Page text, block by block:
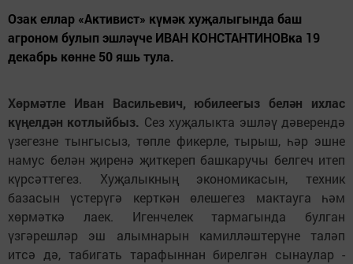
Озак еллар «Активист» күмәк хуҗалыгында баш
агроном булып эшләүче ИВАН КОНСТАНТИНОВка 19
декабрь көнне 50 яшь тула.
Хөрмәтле Иван Васильевич, юбилеегыз белән ихлас
күңелдән котлыйбыз. Сез хуҗалыкта эшләү дәверендә
үзегезне тынгысыз, төпле фикерле, тырыш, һәр эшне
намус белән җиренә җиткереп башкаручы белгеч итеп
күрсәттегез. Хуҗалыкның экономикасын, техник
базасын үстерүгә керткән өлешегез мактауга һәм
хөрмәткә лаек. Игенчелек тармагында булган
үзгәрешләр эш алымнарын камилләштерүне таләп
итсә дә, табигать тарафыннан бирелгән сынаулар -